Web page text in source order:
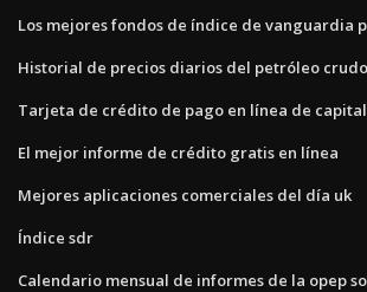
Los mejores fondos de índice de vanguardia
Historial de precios diarios del petróleo
Tarjeta de crédito de pago en línea de
El mejor informe de crédito gratis en línea
Mejores aplicaciones comerciales del día uk
Índice sdr
Calendario mensual de informes de la opep